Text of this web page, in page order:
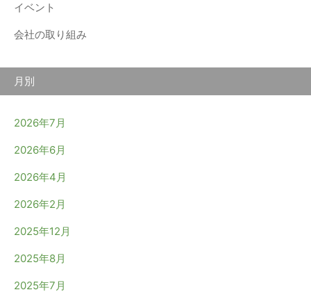
イベント
会社の取り組み
月別
2026年7月
2026年6月
2026年4月
2026年2月
2025年12月
2025年8月
2025年7月